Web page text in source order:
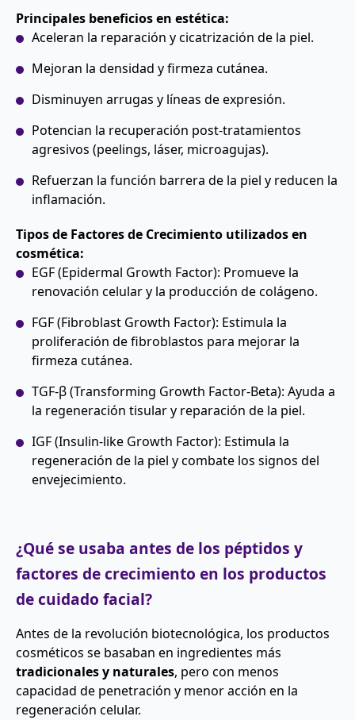
Principales beneficios en estética:
Aceleran la reparación y cicatrización de la piel.
Mejoran la densidad y firmeza cutánea.
Disminuyen arrugas y líneas de expresión.
Potencian la recuperación post-tratamientos
agresivos (peelings, láser, microagujas).
Refuerzan la función barrera de la piel y reducen la
inflamación.
Tipos de Factores de Crecimiento utilizados en
cosmética:
EGF (Epidermal Growth Factor): Promueve la
renovación celular y la producción de colágeno.
FGF (Fibroblast Growth Factor): Estimula la
proliferación de fibroblastos para mejorar la
firmeza cutánea.
TGF-β (Transforming Growth Factor-Beta): Ayuda a
la regeneración tisular y reparación de la piel.
IGF (Insulin-like Growth Factor): Estimula la
regeneración de la piel y combate los signos del
envejecimiento.
¿Qué se usaba antes de los péptidos y
factores de crecimiento en los productos
de cuidado facial?
Antes de la revolución biotecnológica, los productos
cosméticos se basaban en ingredientes más
tradicionales y naturales, pero con menos
capacidad de penetración y menor acción en la
regeneración celular.